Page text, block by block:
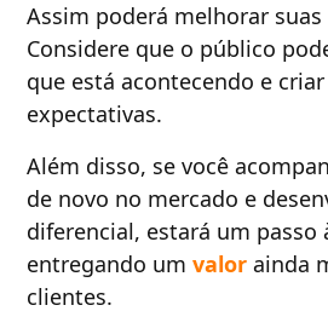
Assim poderá melhorar
Considere que o público
que está acontecendo e
expectativas.
Além disso, se você
de novo no mercado e
diferencial, estará um passo
entregando umvalor ainda
clientes.